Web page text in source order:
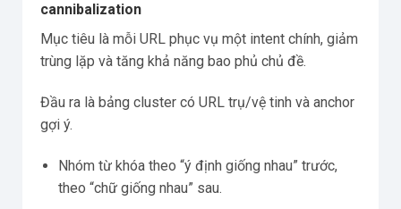
cannibalization
Mục tiêu là mỗi URL phục vụ một intent chính, giảm
trùng lặp và tăng khả năng bao phủ chủ đề.
Đầu ra là bảng cluster có URL trụ/vệ tinh và anchor
gợi ý.
Nhóm từ khóa theo “ý định giống nhau” trước,
theo “chữ giống nhau” sau.